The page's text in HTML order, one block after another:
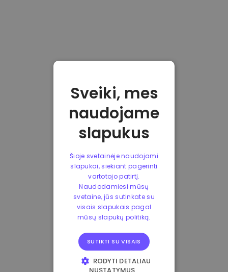
Sveiki, mes
naudojame
slapukus
Šioje svetainėje naudojami
slapukai, siekiant pagerinti
vartotojo patirtį.
Naudodamiesi mūsų
svetaine, jūs sutinkate su
visais slapukais pagal
mūsų slapukų politiką.
SUTIKTI SU VISAIS
RODYTI DETALIAU
NUSTATYMUS